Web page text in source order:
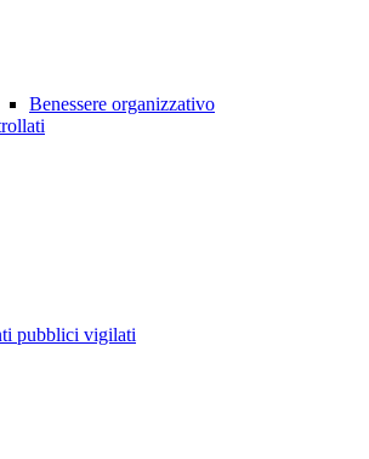
Benessere organizzativo
pubblici vigilati